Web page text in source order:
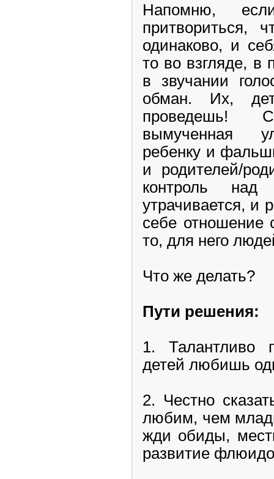
Напомню,
одинаково, и
то во взгляде, в
в звучании
обман. Их,
проведешь!
вымученная
ребенку и
и родителей/
контроль над
утрачивается, и
себе
то, для него
Что же делать?
Пути решения:
1. Талантливо
детей любишь
2. Честно
любим, чем
жди обиды,
развитие